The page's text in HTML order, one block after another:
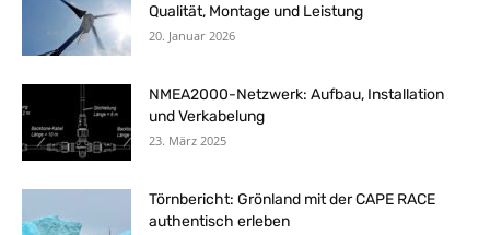
Qualität, Montage und Leistung
20. Januar 2026
NMEA2000-Netzwerk: Aufbau, Installation
und Verkabelung
23. März 2025
Törnbericht: Grönland mit der CAPE RACE
authentisch erleben